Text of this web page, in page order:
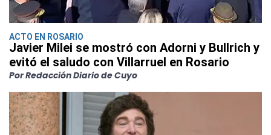
ACTO EN ROSARIO
Javier Milei se mostró con Adorni y Bullrich y
evitó el saludo con Villarruel en Rosario
Por Redacción Diario de Cuyo